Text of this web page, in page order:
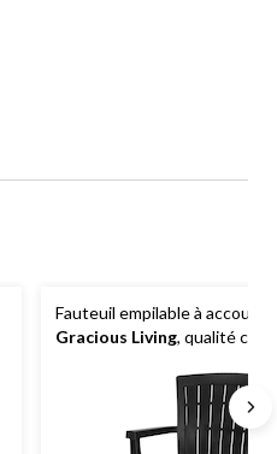
Fauteuil empilable à
Gracious Living, qualité